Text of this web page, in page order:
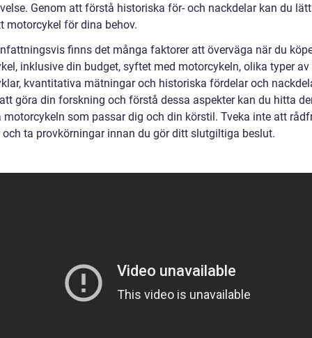
Genom att förstå historiska för- och nackdelar kan du
motorcykel för dina behov.
finns det många faktorer att överväga när du
inklusive din budget, syftet med motorcykeln, olika typer av
kvantitativa mätningar och historiska fördelar och
göra din forskning och förstå dessa aspekter kan du hitta
motorcykeln som passar dig och din körstil. Tveka inte att
och ta provkörningar innan du gör ditt slutgiltiga beslut.